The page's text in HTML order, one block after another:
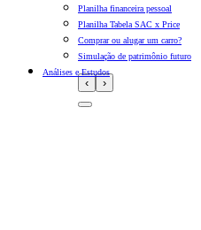
‹ ›
Planilha financeira pessoal
Planilha Tabela SAC x Price
Comprar ou alugar um carro?
Simulação de patrimônio futuro
Análises e Estudos